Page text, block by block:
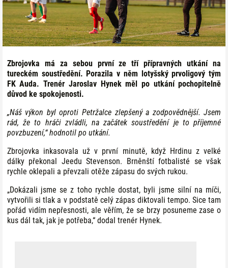
Zbrojovka má za sebou první ze tří přípravných utkání na
tureckém soustředění. Porazila v něm lotyšský prvoligový tým
FK Auda. Trenér Jaroslav Hynek měl po utkání pochopitelně
důvod ke spokojenosti.
„Náš výkon byl oproti Petržalce zlepšený a zodpovědnější. Jsem
rád, že to hráči zvládli, na začátek soustředění je to příjemné
povzbuzení,“ hodnotil po utkání.
Zbrojovka inkasovala už v první minutě, když Hrdinu z velké
dálky překonal Jeedu Stevenson. Brněnští fotbalisté se však
rychle oklepali a převzali otěže zápasu do svých rukou.
„Dokázali jsme se z toho rychle dostat, byli jsme silní na míči,
vytvořili si tlak a v podstatě celý zápas diktovali tempo. Sice tam
pořád vidím nepřesnosti, ale věřím, že se brzy posuneme zase o
kus dál tak, jak je potřeba,“ dodal trenér Hynek.